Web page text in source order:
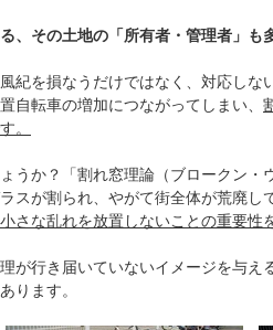
、その土地の「所有者・管理者」も
紀を損なうだけではなく、対応しな
自転車の増加につながってしまい、
。
うか？「割れ窓理論（ブロークン・
スが割られ、やがて街全体が荒廃し
さな乱れを放置しないことの重要性
が行き届いていないイメージを与え
ります。